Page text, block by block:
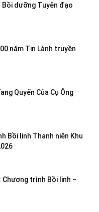
Bồi dưỡng Tuyên đạo
năm Tin Lành truyền
Quyến Của Cụ Ông
Bồi linh Thanh niên Khu
Chương trình Bồi linh –